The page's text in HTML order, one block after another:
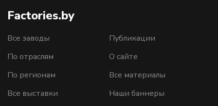
Factories.by
Все заводы
По отраслям
По регионам
Все выставки
Публикации
О сайте
Все материалы
Наши баннеры